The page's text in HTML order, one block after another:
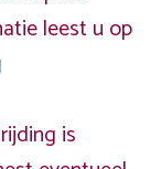
leest u op
is